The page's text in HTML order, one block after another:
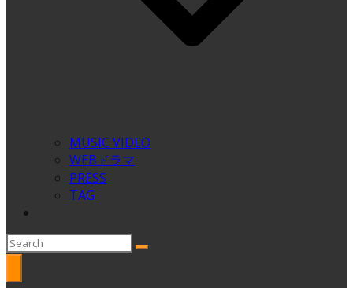
MUSIC VIDEO
WEBドラマ
PRESS
TAG